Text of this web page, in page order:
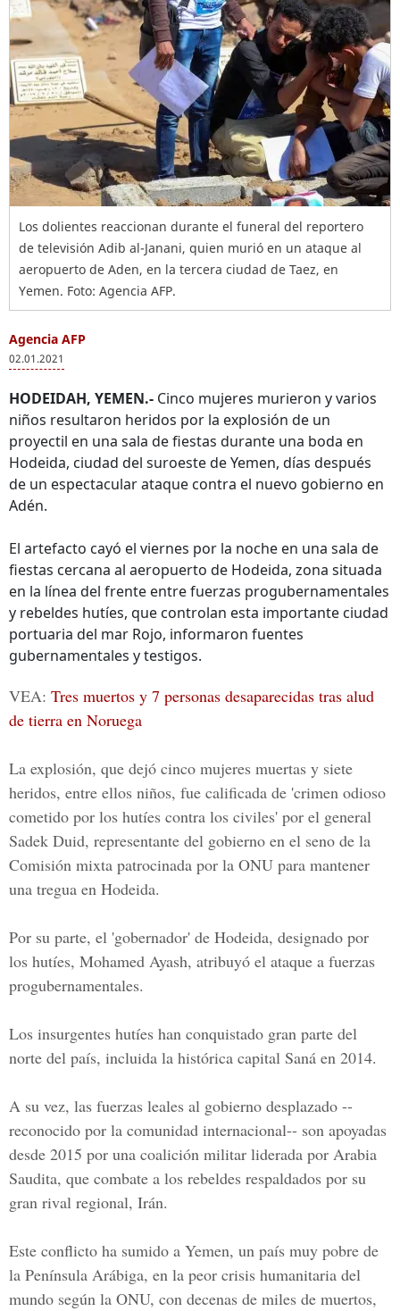
Los dolientes reaccionan durante el funeral del reportero
de televisión Adib al-Janani, quien murió en un ataque al
aeropuerto de Aden, en la tercera ciudad de Taez, en
Yemen. Foto: Agencia AFP.
Agencia AFP
02.01.2021
HODEIDAH, YEMEN.- Cinco mujeres murieron y varios
niños resultaron heridos por la explosión de un
proyectil en una sala de fiestas durante una boda en
Hodeida, ciudad del suroeste de Yemen, días después
de un espectacular ataque contra el nuevo gobierno en
Adén.
El artefacto cayó el viernes por la noche en una sala de
fiestas cercana al aeropuerto de Hodeida, zona situada
en la línea del frente entre fuerzas progubernamentales
y rebeldes hutíes, que controlan esta importante ciudad
portuaria del mar Rojo, informaron fuentes
gubernamentales y testigos.
VEA: Tres muertos y 7 personas desaparecidas tras alud
de tierra en Noruega
La explosión, que dejó cinco mujeres muertas y siete
heridos, entre ellos niños, fue calificada de 'crimen odioso
cometido por los hutíes contra los civiles' por el general
Sadek Duid, representante del gobierno en el seno de la
Comisión mixta patrocinada por la ONU para mantener
una tregua en Hodeida.
Por su parte, el 'gobernador' de Hodeida, designado por
los hutíes, Mohamed Ayash, atribuyó el ataque a fuerzas
progubernamentales.
Los insurgentes hutíes han conquistado gran parte del
norte del país, incluida la histórica capital Saná en 2014.
A su vez, las fuerzas leales al gobierno desplazado --
reconocido por la comunidad internacional-- son apoyadas
desde 2015 por una coalición militar liderada por Arabia
Saudita, que combate a los rebeldes respaldados por su
gran rival regional, Irán.
Este conflicto ha sumido a Yemen, un país muy pobre de
la Península Arábiga, en la peor crisis humanitaria del
mundo según la ONU, con decenas de miles de muertos,